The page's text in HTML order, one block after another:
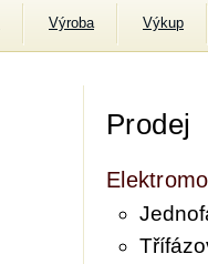
Výroba Výkup
Prodej